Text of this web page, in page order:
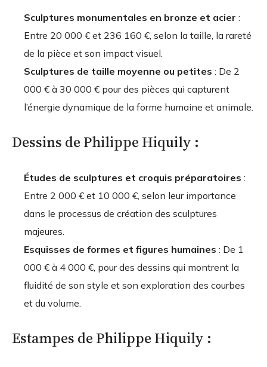
Sculptures monumentales en bronze et acier :
Entre 20 000 € et 236 160 €, selon la taille, la rareté
de la pièce et son impact visuel.
Sculptures de taille moyenne ou petites : De 2
000 € à 30 000 € pour des pièces qui capturent
l’énergie dynamique de la forme humaine et animale.
Dessins de Philippe Hiquily :
Études de sculptures et croquis préparatoires :
Entre 2 000 € et 10 000 €, selon leur importance
dans le processus de création des sculptures
majeures.
Esquisses de formes et figures humaines : De 1
000 € à 4 000 €, pour des dessins qui montrent la
fluidité de son style et son exploration des courbes
et du volume.
Estampes de Philippe Hiquily :